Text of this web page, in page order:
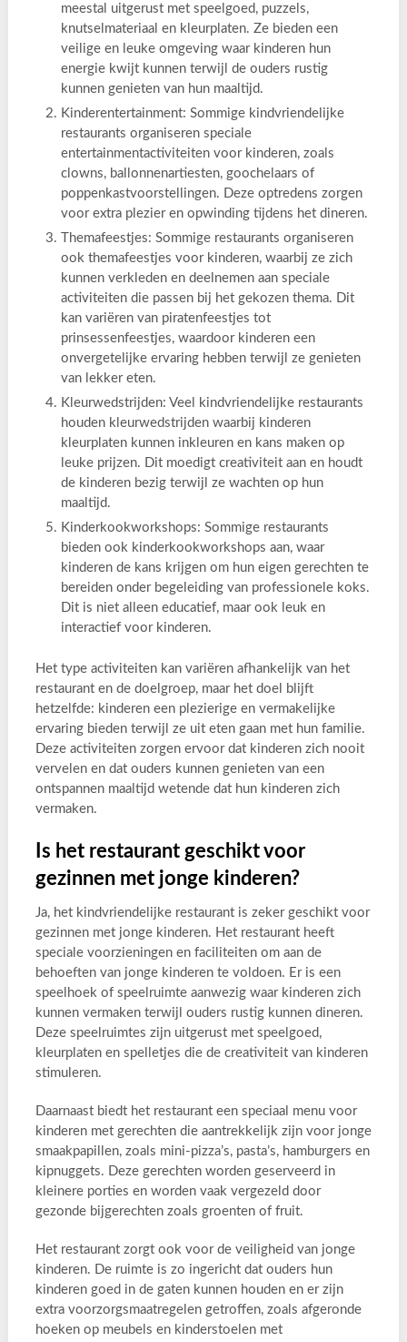
meestal uitgerust met speelgoed, puzzels,
knutselmateriaal en kleurplaten. Ze bieden een
veilige en leuke omgeving waar kinderen hun
energie kwijt kunnen terwijl de ouders rustig
kunnen genieten van hun maaltijd.
Kinderentertainment: Sommige kindvriendelijke
restaurants organiseren speciale
entertainmentactiviteiten voor kinderen, zoals
clowns, ballonnenartiesten, goochelaars of
poppenkastvoorstellingen. Deze optredens zorgen
voor extra plezier en opwinding tijdens het dineren.
Themafeestjes: Sommige restaurants organiseren
ook themafeestjes voor kinderen, waarbij ze zich
kunnen verkleden en deelnemen aan speciale
activiteiten die passen bij het gekozen thema. Dit
kan variëren van piratenfeestjes tot
prinsessenfeestjes, waardoor kinderen een
onvergetelijke ervaring hebben terwijl ze genieten
van lekker eten.
Kleurwedstrijden: Veel kindvriendelijke restaurants
houden kleurwedstrijden waarbij kinderen
kleurplaten kunnen inkleuren en kans maken op
leuke prijzen. Dit moedigt creativiteit aan en houdt
de kinderen bezig terwijl ze wachten op hun
maaltijd.
Kinderkookworkshops: Sommige restaurants
bieden ook kinderkookworkshops aan, waar
kinderen de kans krijgen om hun eigen gerechten te
bereiden onder begeleiding van professionele koks.
Dit is niet alleen educatief, maar ook leuk en
interactief voor kinderen.
Het type activiteiten kan variëren afhankelijk van het
restaurant en de doelgroep, maar het doel blijft
hetzelfde: kinderen een plezierige en vermakelijke
ervaring bieden terwijl ze uit eten gaan met hun familie.
Deze activiteiten zorgen ervoor dat kinderen zich nooit
vervelen en dat ouders kunnen genieten van een
ontspannen maaltijd wetende dat hun kinderen zich
vermaken.
Is het restaurant geschikt voor
gezinnen met jonge kinderen?
Ja, het kindvriendelijke restaurant is zeker geschikt voor
gezinnen met jonge kinderen. Het restaurant heeft
speciale voorzieningen en faciliteiten om aan de
behoeften van jonge kinderen te voldoen. Er is een
speelhoek of speelruimte aanwezig waar kinderen zich
kunnen vermaken terwijl ouders rustig kunnen dineren.
Deze speelruimtes zijn uitgerust met speelgoed,
kleurplaten en spelletjes die de creativiteit van kinderen
stimuleren.
Daarnaast biedt het restaurant een speciaal menu voor
kinderen met gerechten die aantrekkelijk zijn voor jonge
smaakpapillen, zoals mini-pizza’s, pasta’s, hamburgers en
kipnuggets. Deze gerechten worden geserveerd in
kleinere porties en worden vaak vergezeld door
gezonde bijgerechten zoals groenten of fruit.
Het restaurant zorgt ook voor de veiligheid van jonge
kinderen. De ruimte is zo ingericht dat ouders hun
kinderen goed in de gaten kunnen houden en er zijn
extra voorzorgsmaatregelen getroffen, zoals afgeronde
hoeken op meubels en kinderstoelen met